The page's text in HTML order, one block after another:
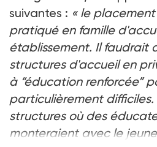
suivantes : « le
pratiqué en famille
établissement. Il faudrait
structures d'accueil en
à “éducation renforcée”
particulièrement
structures où des
monteraient avec le